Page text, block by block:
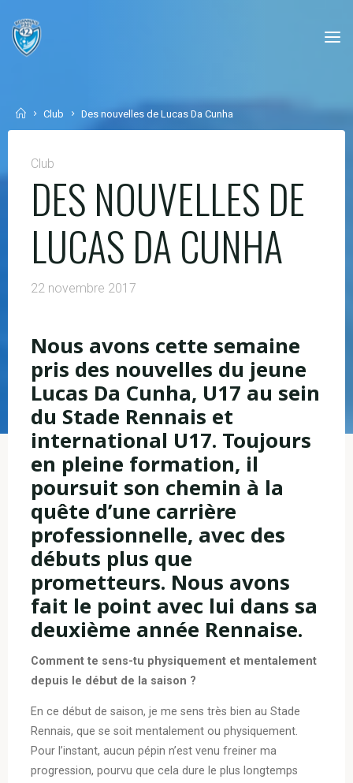
content
Home
Club Des nouvelles de Lucas Da Cunha
Club
DES NOUVELLES DE
LUCAS DA CUNHA
22 novembre 2017
Nous avons cette semaine
pris des nouvelles du jeune
Lucas Da Cunha, U17 au sein
du Stade Rennais et
international U17. Toujours
en pleine formation, il
poursuit son chemin à la
quête d’une carrière
professionnelle, avec des
débuts plus que
prometteurs. Nous avons
fait le point avec lui dans sa
deuxième année Rennaise.
Comment te sens-tu physiquement et mentalement
depuis le début de la saison ?
En ce début de saison, je me sens très bien au Stade
Rennais, que se soit mentalement ou physiquement.
Pour l’instant, aucun pépin n’est venu freiner ma
progression, pourvu que cela dure le plus longtemps